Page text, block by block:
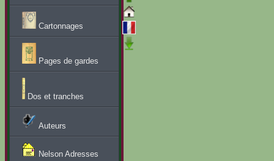
Cartonnages
Pages de gardes
Dos et tranches
Auteurs
Nelson Adresses